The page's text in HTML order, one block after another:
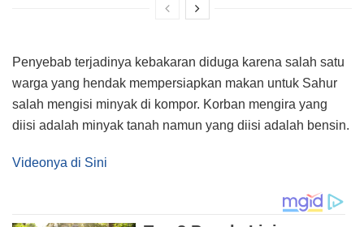
Penyebab terjadinya kebakaran diduga karena salah satu
warga yang hendak mempersiapkan makan untuk Sahur
salah mengisi minyak di kompor. Korban mengira yang
diisi adalah minyak tanah namun yang diisi adalah bensin.
Videonya di Sini